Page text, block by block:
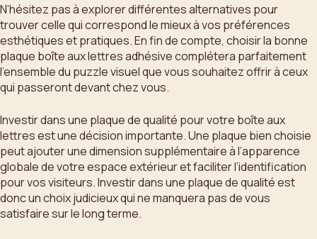
N’hésitez pas à explorer différentes alternatives pour
trouver celle qui correspond le mieux à vos préférences
esthétiques et pratiques. En fin de compte, choisir la bonne
plaque boîte aux lettres adhésive complétera parfaitement
l’ensemble du puzzle visuel que vous souhaitez offrir à ceux
qui passeront devant chez vous.
Investir dans une plaque de qualité pour votre boîte aux
lettres est une décision importante. Une plaque bien choisie
peut ajouter une dimension supplémentaire à l’apparence
globale de votre espace extérieur et faciliter l’identification
pour vos visiteurs. Investir dans une plaque de qualité est
donc un choix judicieux qui ne manquera pas de vous
satisfaire sur le long terme.